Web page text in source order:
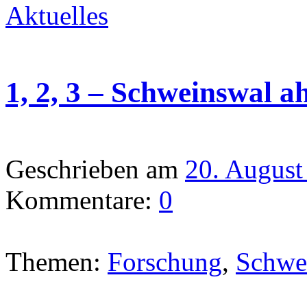
Aktuelles
1, 2, 3 – Schweinswal
Geschrieben am 20.
Kommentare: 0
Themen: Forschung,